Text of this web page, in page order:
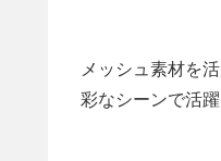
メッシュ素材を
彩なシーンで活躍